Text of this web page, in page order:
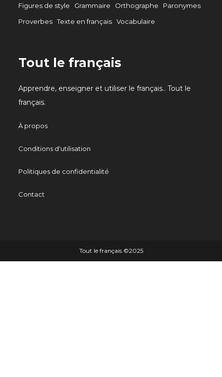
Figures de style
Grammaire Orthographe
Paronymes
Proverbes Texte en français Vocabulaire
Tout le français
Apprendre, enseigner et utiliser le français.. Tout le
français.
À propos
Conditions d'utilisation
Politiques de confidentialité
Contact
Tout le français ©️2025